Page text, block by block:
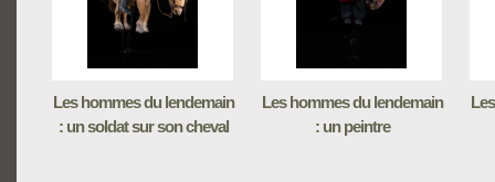
Les hommes du lendemain
: un soldat sur son cheval
Les hommes du lendemain
: un peintre